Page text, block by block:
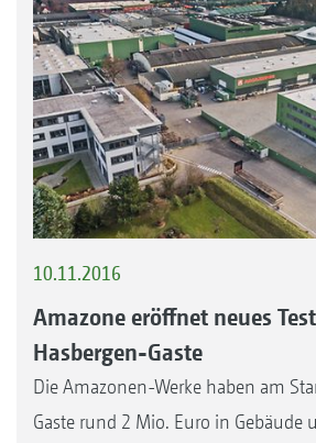
10.11.2016
Amazone eröffnet neues
Hasbergen-Gaste
Die Amazonen-Werke haben am
Gaste rund 2 Mio. Euro in Gebäude